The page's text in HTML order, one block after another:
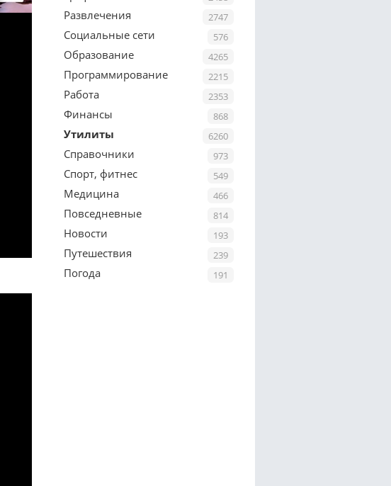
2747
Развлечения
576
Социальные сети
4265
Образование
2215
Программирование
2353
Работа
868
Финансы
6260
Утилиты
973
Справочники
549
Спорт, фитнес
466
Медицина
814
Повседневные
193
Новости
239
Путешествия
191
Погода